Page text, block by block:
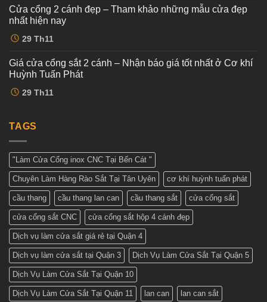
hiện
đại
tại
Cơ
khí
Tuấn
Phát
ở
Cổng
sắt
cnc
4
Dịch
vụ
tốt
nhất
tại
Tuấn
29 Th11
Cửa cổng 2 cánh đẹp – Tham khảo những mẫu cửa đẹp
nhất hiện nay
Không
có
ở
Cửa
cổng
cánh
khảo
mẫu
đẹp
nhất
hiện
nay
29 Th11
Giá cửa cổng sắt 2 cánh – Nhận báo giá tốt nhất ở Cơ khí
Huỳnh Tuấn Phát
Không
có
Giá
cổng
2
cánh
–
Nhận
báo
giá
tốt
nhất
Cơ
khí
Huỳnh
Tuấn
Phát
TAGS
"Làm Cửa Cổng inox CNC Tại Bến Cát "
Chuyên Làm Hàng Rào Sắt Tại Tân Uyên cơ khí huỳnh tuấn phát
cầu thang cầu thang lan can cầu thang sắt cửa cổng sắt
cửa cổng sắt CNC cửa cổng sắt hộp 4 cánh đẹp
Dịch vụ làm cửa sắt giá rẻ tại Quận 4
Dịch vụ làm cửa sắt tại Quận 3 Dịch Vụ Làm Cửa Sắt Tại Quận 5
Dịch Vụ Làm Cửa Sắt Tại Quận 10
Dịch Vụ Làm Cửa Sắt Tại Quận 11 lan can lan can sắt